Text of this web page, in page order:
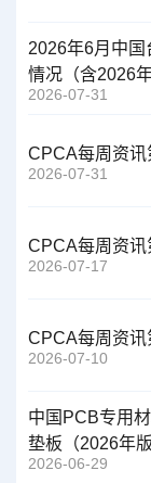
2026年6月中
情况（含2026年
2026-07-31
CPCA每周资讯
2026-07-31
CPCA每周资讯
2026-07-17
CPCA每周资讯
2026-07-10
中国PCB专用
垫板（2026年版
2026-06-29